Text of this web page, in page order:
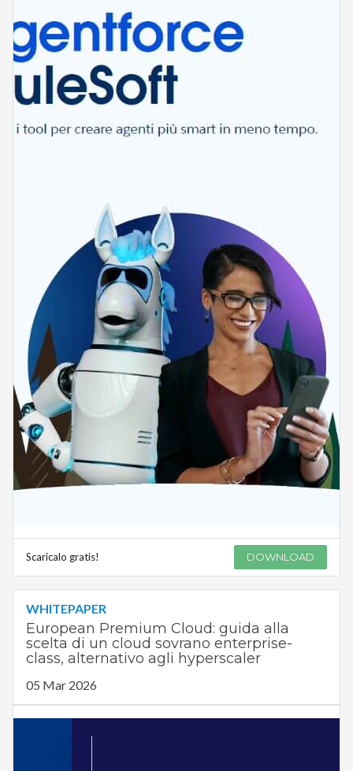
Scaricalo gratis! DOWNLOAD
WHITEPAPER
European Premium Cloud: guida alla
scelta di un cloud sovrano enterprise-
class, alternativo agli hyperscaler
05 Mar 2026